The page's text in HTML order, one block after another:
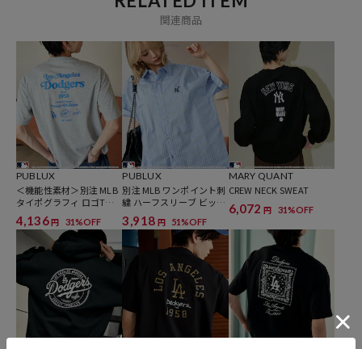
※掲載画像の商品の色味は、屋外や屋内の光の照射や角度により実物
異なる場合もございますので、予めご了承ください。
※着用、お取り扱いの際は、商品についている品質表示とアテンショ
ンタグを必ずご確認下さい。
▼PUBLUXの新作アイテムはこちら：
新作商品一覧
▼自分でもシェアでも楽しめる、ユニセックスアイテムはこちら：
PUBLUX UNISEX ITEM一覧
▼こう見えて高機能な優秀アイテム一覧はこちら：
PUBLUXの機能性素材 商品一覧
参考価格
5,995
円（2026年3月4日時点）
※「参考価格」とは、Daytona Parkにおける対象商品の通常販売（先
行予約・先行割引は含まれません）開始時点の価格です。
関連商品
PUBLUX
＜機能性素材＞別注 MLB
タイポグラフィ ロゴTシ
ャツ 限定展開
4,136円 31%OFF
PUBLUX
別注 MLB ワンポイント刺
繍 ハーフスリーブ ビッグ
シャツ 限定展開
3,918 円 51%OFF
MARY QUANT
CREW NECK SWEAT
6,072 円 31%OFF